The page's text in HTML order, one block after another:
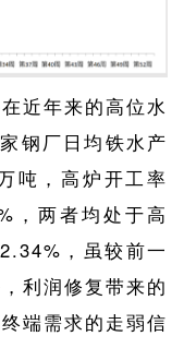
近年来的高位水
钢厂日均铁水产
吨，高炉开工率
，两者均处于高
，虽较前一
利润修复带来的
端需求的走弱信